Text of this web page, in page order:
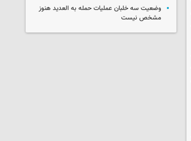
وضعیت سه خلبان عملیات حمله به العدید هنوز
مشخص نیست